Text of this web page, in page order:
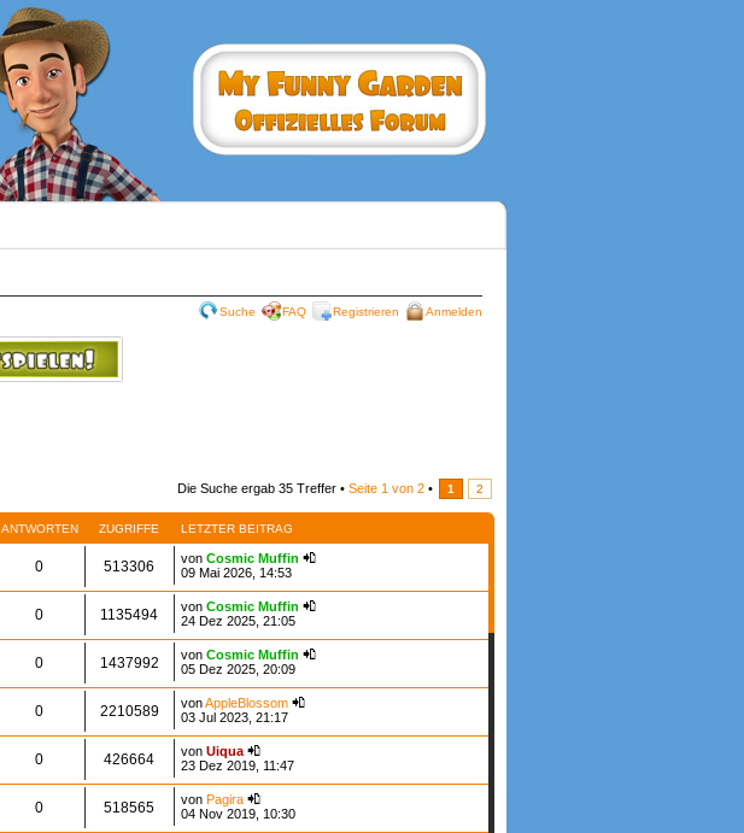
Suche FAQ Registrieren Anmelden
Die Suche ergab 35 Treffer • Seite 1 von 2 • 1 2
ANTWORTEN ZUGRIFFE LETZTER BEITRAG
0 513306 vonCosmic Muffin
09 Mai 2026, 14:53
0 1135494 vonCosmic Muffin
24 Dez 2025, 21:05
0 1437992 vonCosmic Muffin
05 Dez 2025, 20:09
0 2210589 vonAppleBlossom
03 Jul 2023, 21:17
0 426664 vonUiqua
23 Dez 2019, 11:47
0 518565 vonPagira
04 Nov 2019, 10:30